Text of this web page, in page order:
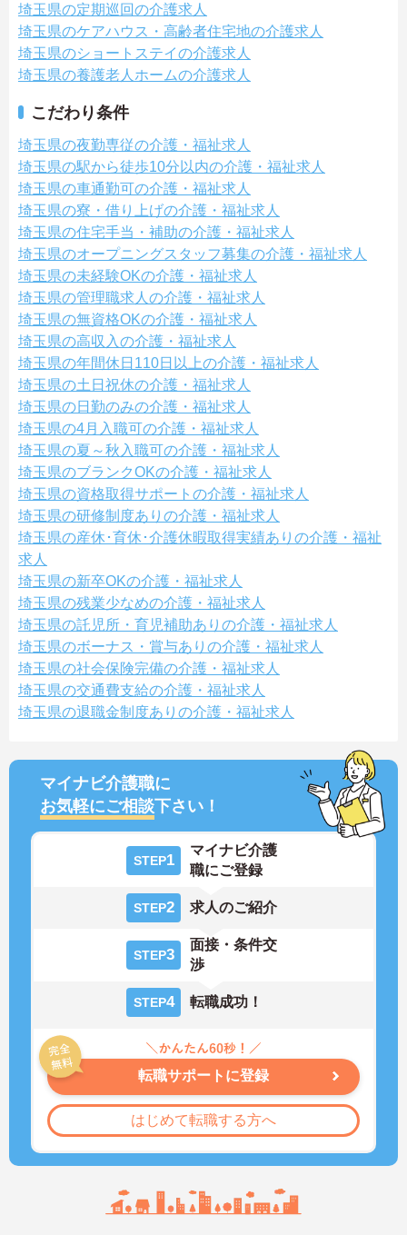
埼玉県の定期巡回の介護求人
埼玉県のケアハウス・高齢者住宅地の介護求人
埼玉県のショートステイの介護求人
埼玉県の養護老人ホームの介護求人
こだわり条件
埼玉県の夜勤専従の介護・福祉求人
埼玉県の駅から徒歩10分以内の介護・福祉求人
埼玉県の車通勤可の介護・福祉求人
埼玉県の寮・借り上げの介護・福祉求人
埼玉県の住宅手当・補助の介護・福祉求人
埼玉県のオープニングスタッフ募集の介護・福祉求人
埼玉県の未経験OKの介護・福祉求人
埼玉県の管理職求人の介護・福祉求人
埼玉県の無資格OKの介護・福祉求人
埼玉県の高収入の介護・福祉求人
埼玉県の年間休日110日以上の介護・福祉求人
埼玉県の土日祝休の介護・福祉求人
埼玉県の日勤のみの介護・福祉求人
埼玉県の4月入職可の介護・福祉求人
埼玉県の夏～秋入職可の介護・福祉求人
埼玉県のブランクOKの介護・福祉求人
埼玉県の資格取得サポートの介護・福祉求人
埼玉県の研修制度ありの介護・福祉求人
埼玉県の産休･育休･介護休暇取得実績ありの介護・福祉
求人
埼玉県の新卒OKの介護・福祉求人
埼玉県の残業少なめの介護・福祉求人
埼玉県の託児所・育児補助ありの介護・福祉求人
埼玉県のボーナス・賞与ありの介護・福祉求人
埼玉県の社会保険完備の介護・福祉求人
埼玉県の交通費支給の介護・福祉求人
埼玉県の退職金制度ありの介護・福祉求人
マイナビ介護職に
お気軽にご相談下さい！
STEP1
マイナビ介護
職にご登録
STEP2 求人のご紹介
STEP3
面接・条件交
渉
STEP4 転職成功！
転職サポートに登録
はじめて転職する方へ